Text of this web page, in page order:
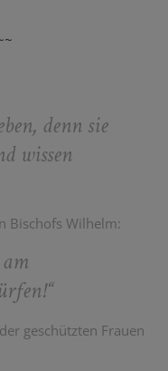
denn sie
wissen
Bischofs Wilhelm:
“
geschützten Frauen